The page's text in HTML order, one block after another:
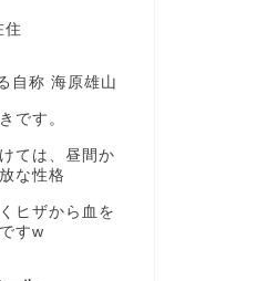
住
自称 海原雄山
です。
ては、昼間か
な性格
ヒザから血を
すw